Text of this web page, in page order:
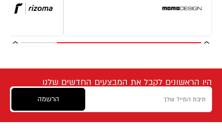
היו הראשונים לקבל את המבצעים החדשים שלנו
הרשמה